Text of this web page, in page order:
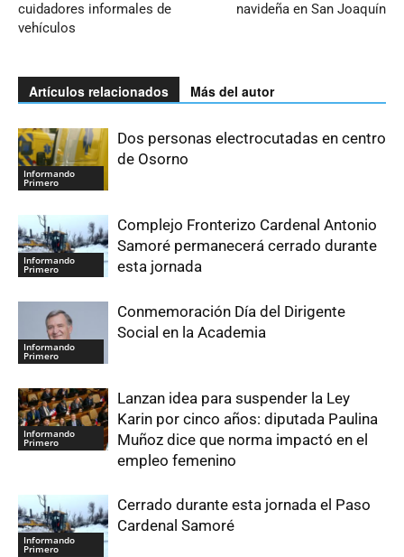
cuidadores informales de
vehículos
navideña en San Joaquín
Artículos relacionados Más del autor
Informando
Primero
Dos personas electrocutadas en centro
de Osorno
Informando
Primero
Complejo Fronterizo Cardenal Antonio
Samoré permanecerá cerrado durante
esta jornada
Informando
Primero
Conmemoración Día del Dirigente
Social en la Academia
Informando
Primero
Lanzan idea para suspender la Ley
Karin por cinco años: diputada Paulina
Muñoz dice que norma impactó en el
empleo femenino
Informando
Primero
Cerrado durante esta jornada el Paso
Cardenal Samoré